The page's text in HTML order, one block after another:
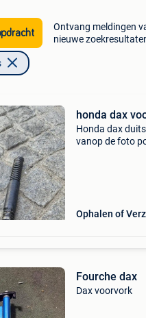
Ontvang meldingen
nieuwe
honda dax
Honda dax
vanop de foto
Ophalen of
Fourche dax
Dax voorvork